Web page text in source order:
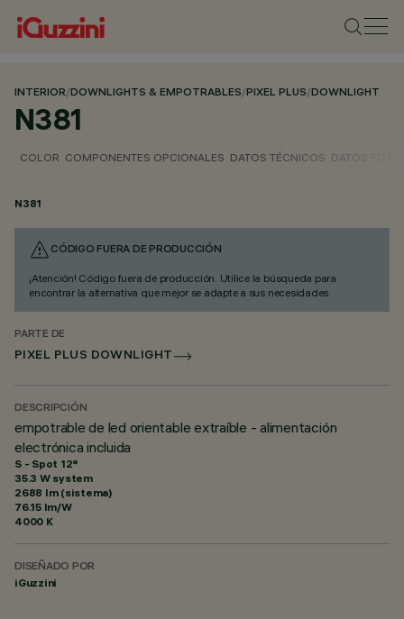
INTERIOR/DOWNLIGHTS & EMPOTRABLES/PIXEL PLUS/DOWNLIGHT
N381
COLOR COMPONENTES OPCIONALES DATOS TÉCNICOS DATOS
N381
CÓDIGO FUERA DE PRODUCCIÓN
¡Atención! Código fuera de producción. Utilice la búsqueda para
encontrar la alternativa que mejor se adapte a sus necesidades.
PARTE DE
PIXEL PLUS DOWNLIGHT
DESCRIPCIÓN
empotrable de led orientable extraíble - alimentación
electrónica incluida
S - Spot 12°
35.3 W system
2688 lm (sistema)
76.15 lm/W
4000 K
DISEÑADO POR
iGuzzini